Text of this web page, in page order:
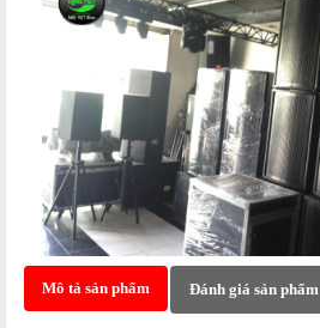
Mô tả sản phẩm Đánh giá sản phẩm